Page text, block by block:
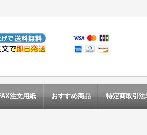
注文用紙 おすすめ商品 特定商取引法